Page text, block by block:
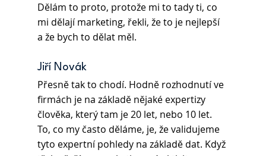
Dělám to proto, protože mi to tady ti, co
mi dělají marketing, řekli, že to je nejlepší
a že bych to dělat měl.
Jiří Novák
Přesně tak to chodí. Hodně rozhodnutí ve
firmách je na základě nějaké expertizy
člověka, který tam je 20 let, nebo 10 let.
To, co my často děláme, je, že validujeme
tyto expertní pohledy na základě dat. Když